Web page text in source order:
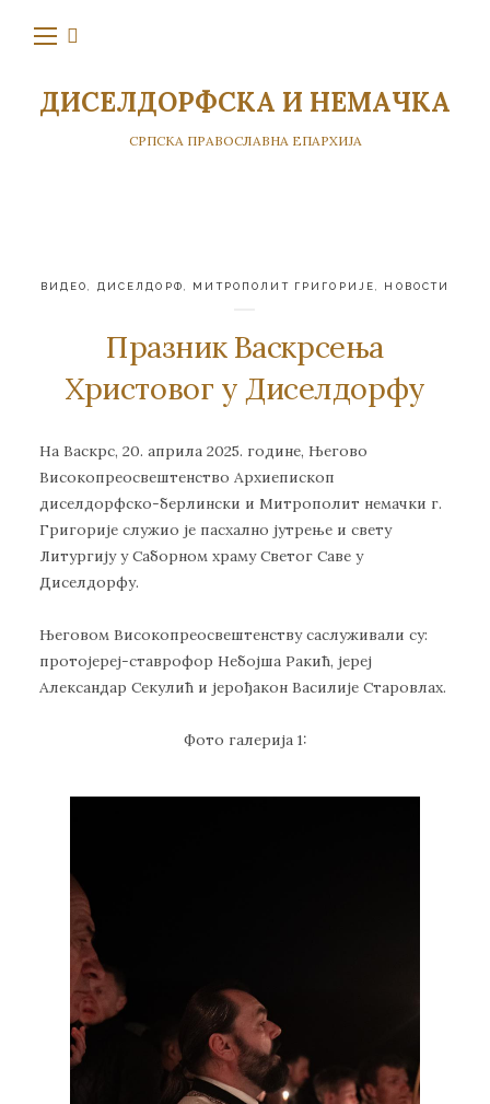
ДИСЕЛДОРФСКА И НЕМАЧКА
СРПСКА ПРАВОСЛАВНА ЕПАРХИЈА
ВИДЕО ДИСЕЛДОРФ МИТРОПОЛИТ ГРИГОРИЈЕ НОВОСТИ
Празник Васкрсења
Христовог у Диселдорфу
На Васкрс, 20. априла 2025. године, Његово
Високопреосвештенство Архиепископ
диселдорфско-берлински и Митрополит немачки г.
Григорије служио је пасхално јутрење и свету
Литургију у Саборном храму Светог Саве у
Диселдорфу.
Његовом Високопреосвештенству саслуживали су:
протојереј-ставрофор Небојша Ракић, јереј
Александар Секулић и јерођакон Василије Старовлах.
Фото галерија 1: